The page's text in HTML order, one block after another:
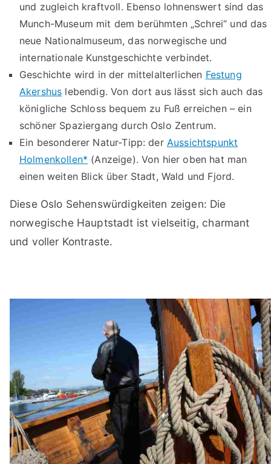
und zugleich kraftvoll. Ebenso lohnenswert sind das
Munch-Museum mit dem berühmten „Schrei“ und das
neue Nationalmuseum, das norwegische und
internationale Kunstgeschichte verbindet.
Geschichte wird in der mittelalterlichen Festung
Akershus lebendig. Von dort aus lässt sich auch das
königliche Schloss bequem zu Fuß erreichen – ein
schöner Spaziergang durch Oslo Zentrum.
Ein besonderer Natur-Tipp: der Aussichtspunkt
Holmenkollen* (Anzeige). Von hier oben hat man
einen weiten Blick über Stadt, Wald und Fjord.
Diese Oslo Sehenswürdigkeiten zeigen: Die
norwegische Hauptstadt ist vielseitig, charmant
und voller Kontraste.